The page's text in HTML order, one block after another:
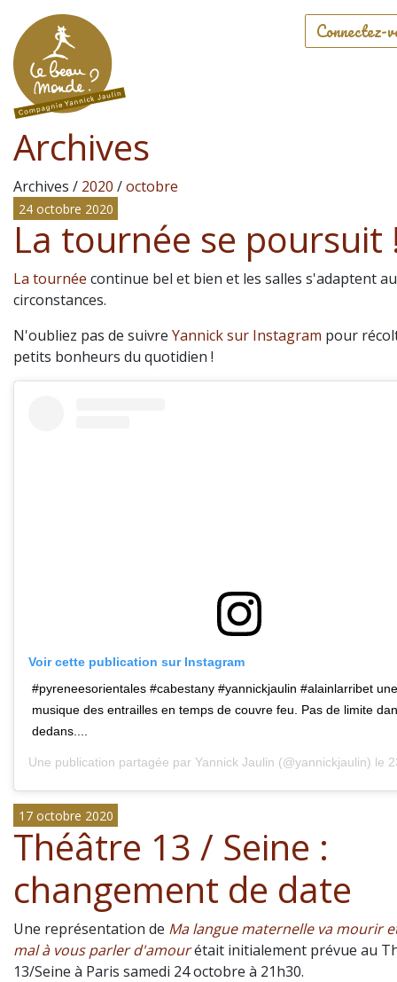
Connectez-
Archives
Archives / 2020 /octobre
24 octobre 2020
La tournée se poursuit
La tournée continue bel et bien et les salles s'adaptent
circonstances.
N'oubliez pas de suivre Yannick sur Instagram pour
petits bonheurs du quotidien !
Voir cette publication sur Instagram
#pyreneesorientales #cabestany #yannickjaulin #alainlarribet une
musique des entrailles en temps de couvre feu. Pas de limite
dedans....
Une publication partagée par Yannick Jaulin (@yannickjaulin) le 23
17 octobre 2020
Théâtre 13 / Seine :
changement de date
Une représentation de Ma langue maternelle va mourir
mal à vous parler d'amourétait initialement prévue au
13/Seine à Paris samedi 24 octobre à 21h30.